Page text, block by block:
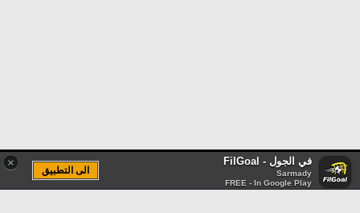
× في الجول - FilGoal
Sarmady
FREE - In Google Play
الى التطبيق